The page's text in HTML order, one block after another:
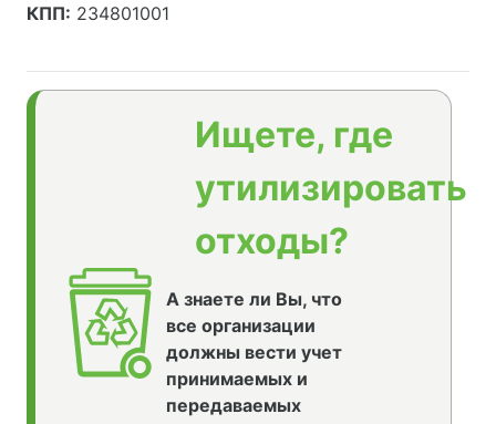
КПП: 234801001
Ищете, где
утилизировать
отходы?
А знаете ли Вы, что
все организации
должны вести учет
принимаемых и
передаваемых